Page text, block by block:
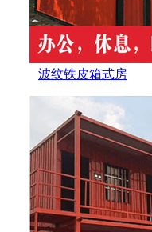
波纹铁皮箱式房